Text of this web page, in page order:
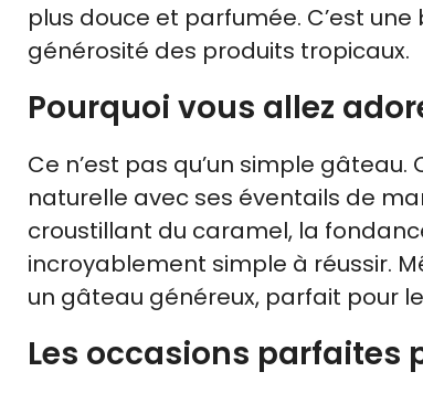
plus douce et parfumée. C’est
générosité des produits tropicaux.
Pourquoi vous allez
Ce n’est pas qu’un simple gâteau.
naturelle avec ses éventails de
croustillant du caramel, la
incroyablement simple à réussir.
un gâteau généreux, parfait pour
Les occasions parfaites